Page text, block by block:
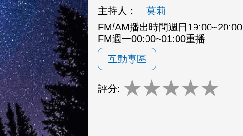
主持人：
莫莉
FM/AM播出時間週日19:00~20:00
FM週一00:00~01:00重播
互動專區
評分: ★★★★★